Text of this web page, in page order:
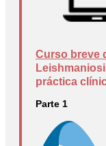
Curso breve
práctica
Parte 1